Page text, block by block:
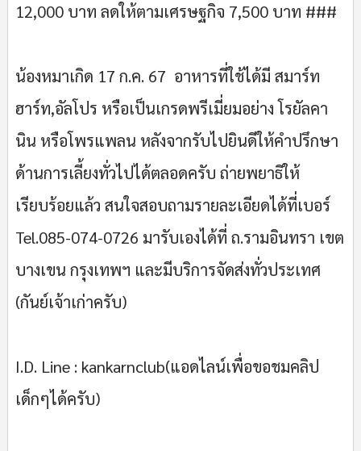
12,000 บาท ลดให้ตามเศรษฐกิจ 7,500 บาท ###
น้องหมาเกิด 17 ก.ค. 67 อาหารที่ใช้ได้มี สมาร์ท
ฮาร์ท,อัลโปร หรือเป็นเกรดพรีเมี่ยมอย่าง โรยัลคา
นิน หรือโพรแพลน หลังจากรับไปยินดีให้คำปรึกษา
ด้านการเลี้ยงทั่วไปได้ตลอดครับ ถ่ายพยาธิให้
เรียบร้อยแล้ว สนใจสอบถามรายละเอียดได้ที่เบอร์
Tel.085-074-0726 มารับเองได้ที่ ถ.รามอินทรา เขต
บางเขน กรุงเทพฯ และมีบริการจัดส่งทั่วประเทศ
(กันย์เจ้าเก่าครับ)
I.D. Line : kankarnclub(แอดไลน์เพื่อขอชมคลิป
เด็กๆได้ครับ)